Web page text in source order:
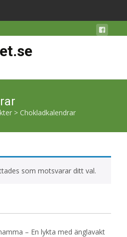
> Chokladkalendrar
som motsvarar ditt val.
– En lykta med änglavakt